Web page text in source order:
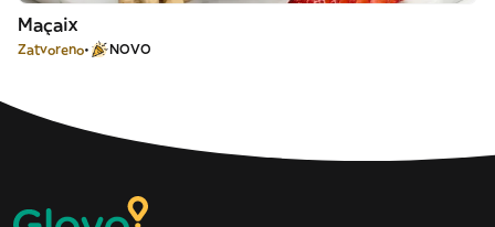
Maçaix
Zatvoreno NOVO